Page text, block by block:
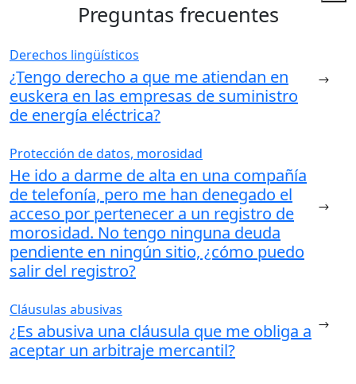
Preguntas frecuentes
Derechos lingüísticos
¿Tengo derecho a que me atiendan en
euskera en las empresas de suministro
de energía eléctrica?
Protección de datos, morosidad
He ido a darme de alta en una compañía
de telefonía, pero me han denegado el
acceso por pertenecer a un registro de
morosidad. No tengo ninguna deuda
pendiente en ningún sitio, ¿cómo puedo
salir del registro?
Cláusulas abusivas
¿Es abusiva una cláusula que me obliga a
aceptar un arbitraje mercantil?